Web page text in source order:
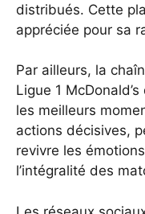
distribués. Cette
appréciée pour sa
Par ailleurs, la
Ligue 1
les meilleurs
actions décisives,
revivre les
l’intégralité des